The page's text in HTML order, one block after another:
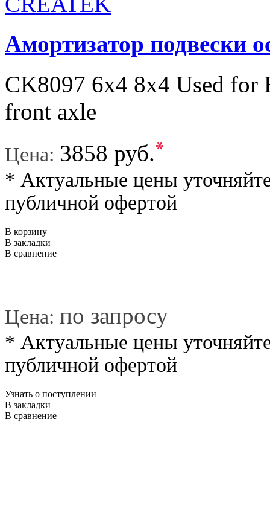
Амортизатор подвески
CK8097 6х4 8x4 Used for
front axle
Цена: 3858 руб.*
* Актуальные цены
публичной офертой
В корзину
В закладки
В сравнение
Цена: по запросу
* Актуальные цены
публичной офертой
Узнать о поступлении
В закладки
В сравнение